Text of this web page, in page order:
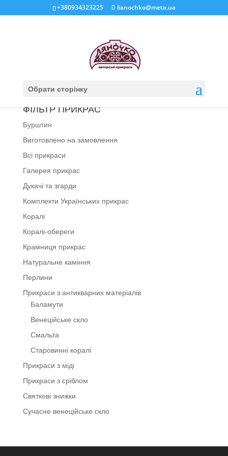
+380934323225 lianochko@meta.ua
Обрати сторінку
Ваш кошик порожній.
Повернутись в магазин
ФІЛЬТР ПРИКРАС
Бурштин
Виготовлено на замовлення
Всі прикраси
Галерея прикрас
Дукачі та згарди
Комплекти Українських прикрас
Коралі
Коралі-обереги
Крамниця прикрас
Натуральне каміння
Перлини
Прикраси з антикварних матеріалів
Баламути
Венеційське скло
Смальта
Старовинні коралі
Прикраси з міді
Прикраси з сріблом
Святкові знижки
Сучасне венеційське скло